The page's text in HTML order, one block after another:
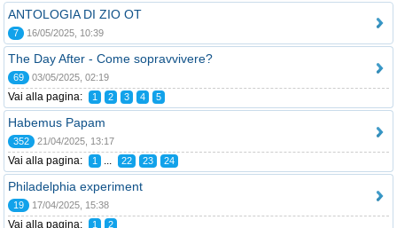
ANTOLOGIA DI ZIO OT
7 16/05/2025, 10:39
The Day After - Come sopravvivere?
69 03/05/2025, 02:19
Vai alla pagina: 1 2 3 4 5
Habemus Papam
352 21/04/2025, 13:17
Vai alla pagina: 1 ... 22 23 24
Philadelphia experiment
19 17/04/2025, 15:38
Vai alla pagina: 1 2